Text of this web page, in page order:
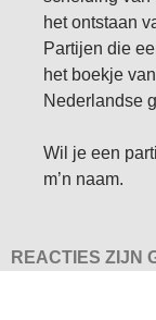
het ontstaan
Partijen die
het boekje
Nederlandse
Wil je een
m’n naam.
REACTIES ZIJN